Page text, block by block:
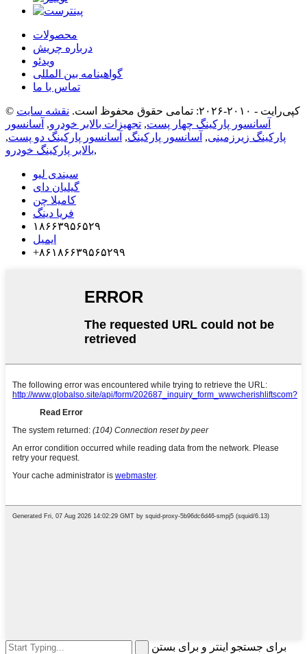
محصولات
درباره چریش
ویدئو
گواهینامه بین المللی
تماس با ما
© کپی‌رایت - ۲۰۱۰-۲۰۲۶: تمامی حقوق محفوظ است.
نقشه سایت
آسانسور پارکینگ چهار پست, تجهیزات بالابر خودرو, آسانسور
پارکینگ زیرزمینی, آسانسور پارکینگ, آسانسور پارکینگ دو پست,
بالابر پارکینگ خودرو,
سیندی لیو
گیلیان دای
کامیلا چن
فریا دینگ
۱۸۶۶۳۹۵۶۵۲۹
ایمیل
‎+۸۶۱۸۶۶۳۹۵۶۵۲۹۹‎
برای جستجو اینتر و برای بستن